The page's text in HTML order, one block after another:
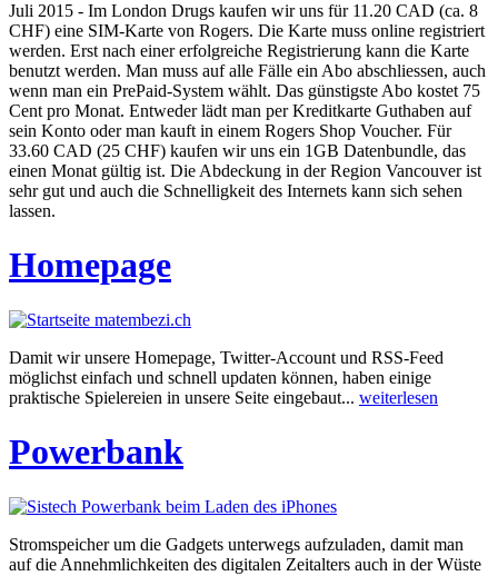
Juli 2015 - Im London Drugs kaufen wir uns für 11.20 CAD (ca. 8
CHF) eine SIM-Karte von Rogers. Die Karte muss online registriert
werden. Erst nach einer erfolgreiche Registrierung kann die Karte
benutzt werden. Man muss auf alle Fälle ein Abo abschliessen, auch
wenn man ein PrePaid-System wählt. Das günstigste Abo kostet 75
Cent pro Monat. Entweder lädt man per Kreditkarte Guthaben auf
sein Konto oder man kauft in einem Rogers Shop Voucher. Für
33.60 CAD (25 CHF) kaufen wir uns ein 1GB Datenbundle, das
einen Monat gültig ist. Die Abdeckung in der Region Vancouver ist
sehr gut und auch die Schnelligkeit des Internets kann sich sehen
lassen.
Homepage
Damit wir unsere Homepage, Twitter-Account und RSS-Feed
möglichst einfach und schnell updaten können, haben einige
praktische Spielereien in unsere Seite eingebaut... weiterlesen
Powerbank
Stromspeicher um die Gadgets unterwegs aufzuladen, damit man
auf die Annehmlichkeiten des digitalen Zeitalters auch in der Wüste